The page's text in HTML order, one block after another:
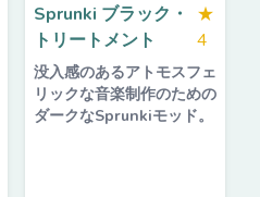
Sprunki ブラック・
トリートメント
★
4
没入感のあるアトモスフェ
リックな音楽制作のための
ダークなSprunkiモッド。